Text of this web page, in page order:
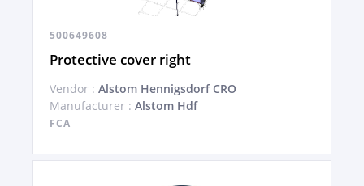
500649608
Protective cover right
Vendor : Alstom Hennigsdorf CRO
Manufacturer : Alstom Hdf
FCA